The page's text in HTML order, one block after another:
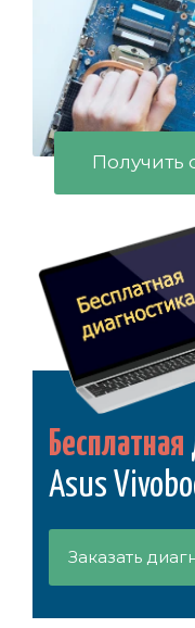
Получить
Бесплатная
Asus
Заказать